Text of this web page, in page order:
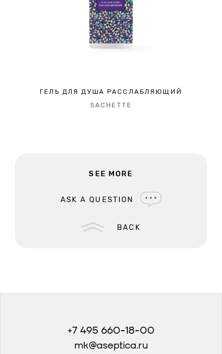
ГЕЛЬ ДЛЯ ДУША РАССЛАБЛЯЮЩИЙ
SACHETTE
BACK
SEE MORE
ASK A QUESTION
+7 495 660-18-00
mk@aseptica.ru